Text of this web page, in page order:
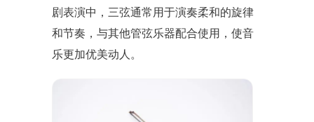
剧表演中，三弦通常用于演奏柔和的旋律
和节奏，与其他管弦乐器配合使用，使音
乐更加优美动人。